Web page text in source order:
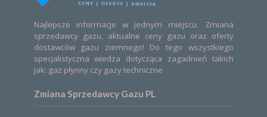
Najlepsze informacje w jednym miejscu. Zmiana
sprzedawcy gazu, aktualne ceny gazu oraz oferty
dostawców gazu ziemnego! Do tego wszystkiego
specjalistyczna wiedza dotycząca zagadnień takich
jak: gaz płynny czy gazy techniczne
Zmiana Sprzedawcy Gazu PL